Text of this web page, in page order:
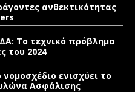
ανθεκτικότητας
Το τεχνικό πρόβλημα
του 2024
ενισχύει το
Ασφάλισης